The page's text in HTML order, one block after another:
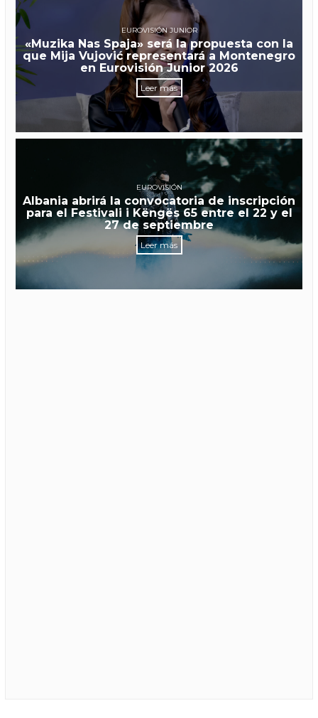
EUROVISIÓN JUNIOR
«Muzika Nas Spaja» será la propuesta con la
que Mija Vujović representará a Montenegro
en Eurovisión Junior 2026
Leer más
EUROVISIÓN
Albania abrirá la convocatoria de inscripción
para el Festivali i Këngës 65 entre el 22 y el
27 de septiembre
Leer más